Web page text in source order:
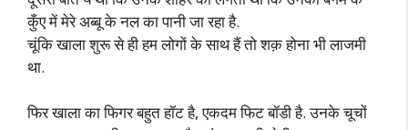
कुँए में मेरे अब्बू के नल का पानी जा रहा है.
चूंकि खाला शुरू से ही हम लोगों के साथ हैं तो शक़ होना भी लाजमी
था.
फिर खाला का फिगर बहुत हॉट है, एकदम फिट बॉडी है. उनके चूचों